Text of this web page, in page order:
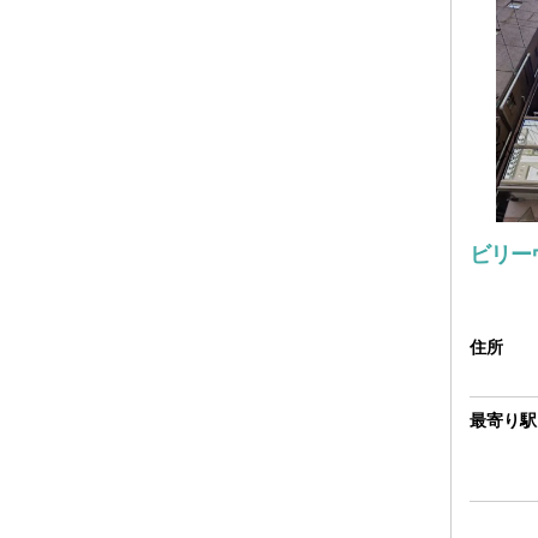
ビリ
住所
最寄り駅